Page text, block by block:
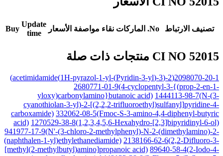
تصنيف الارتباط No. الماركات نقاء مواصفة الأسعار
Update
time
Buy
CI NO 52015 منتجات ذات صلة
2098070-20-1(2-(3-(Pyridin-3-yl)-1H-pyrazol-1-yl)acetimidamide)
2680771-01-9(4-cyclopentyl-3-{(prop-2-en-1-
yloxy)carbonylamino}butanoic acid) 1444113-98-7(N-(3-
cyanothiolan-3-yl)-2-[(2,2,2-trifluoroethyl)sulfanyl]pyridine-4-
carboxamide) 332062-08-5(Fmoc-S-3-amino-4,4-diphenyl-butyric
acid) 1270529-38-8(1,2,3,4,5,6-Hexahydro-[2,3]bipyridinyl-6-ol)
941977-17-9(N'-(3-chloro-2-methylphenyl)-N-2-(dimethylamino)-2-
(naphthalen-1-yl)ethylethanediamide) 2138166-62-6(2,2-Difluoro-3-
[methyl(2-methylbutyl)amino]propanoic acid) 89640-58-4(2-Iodo-4-